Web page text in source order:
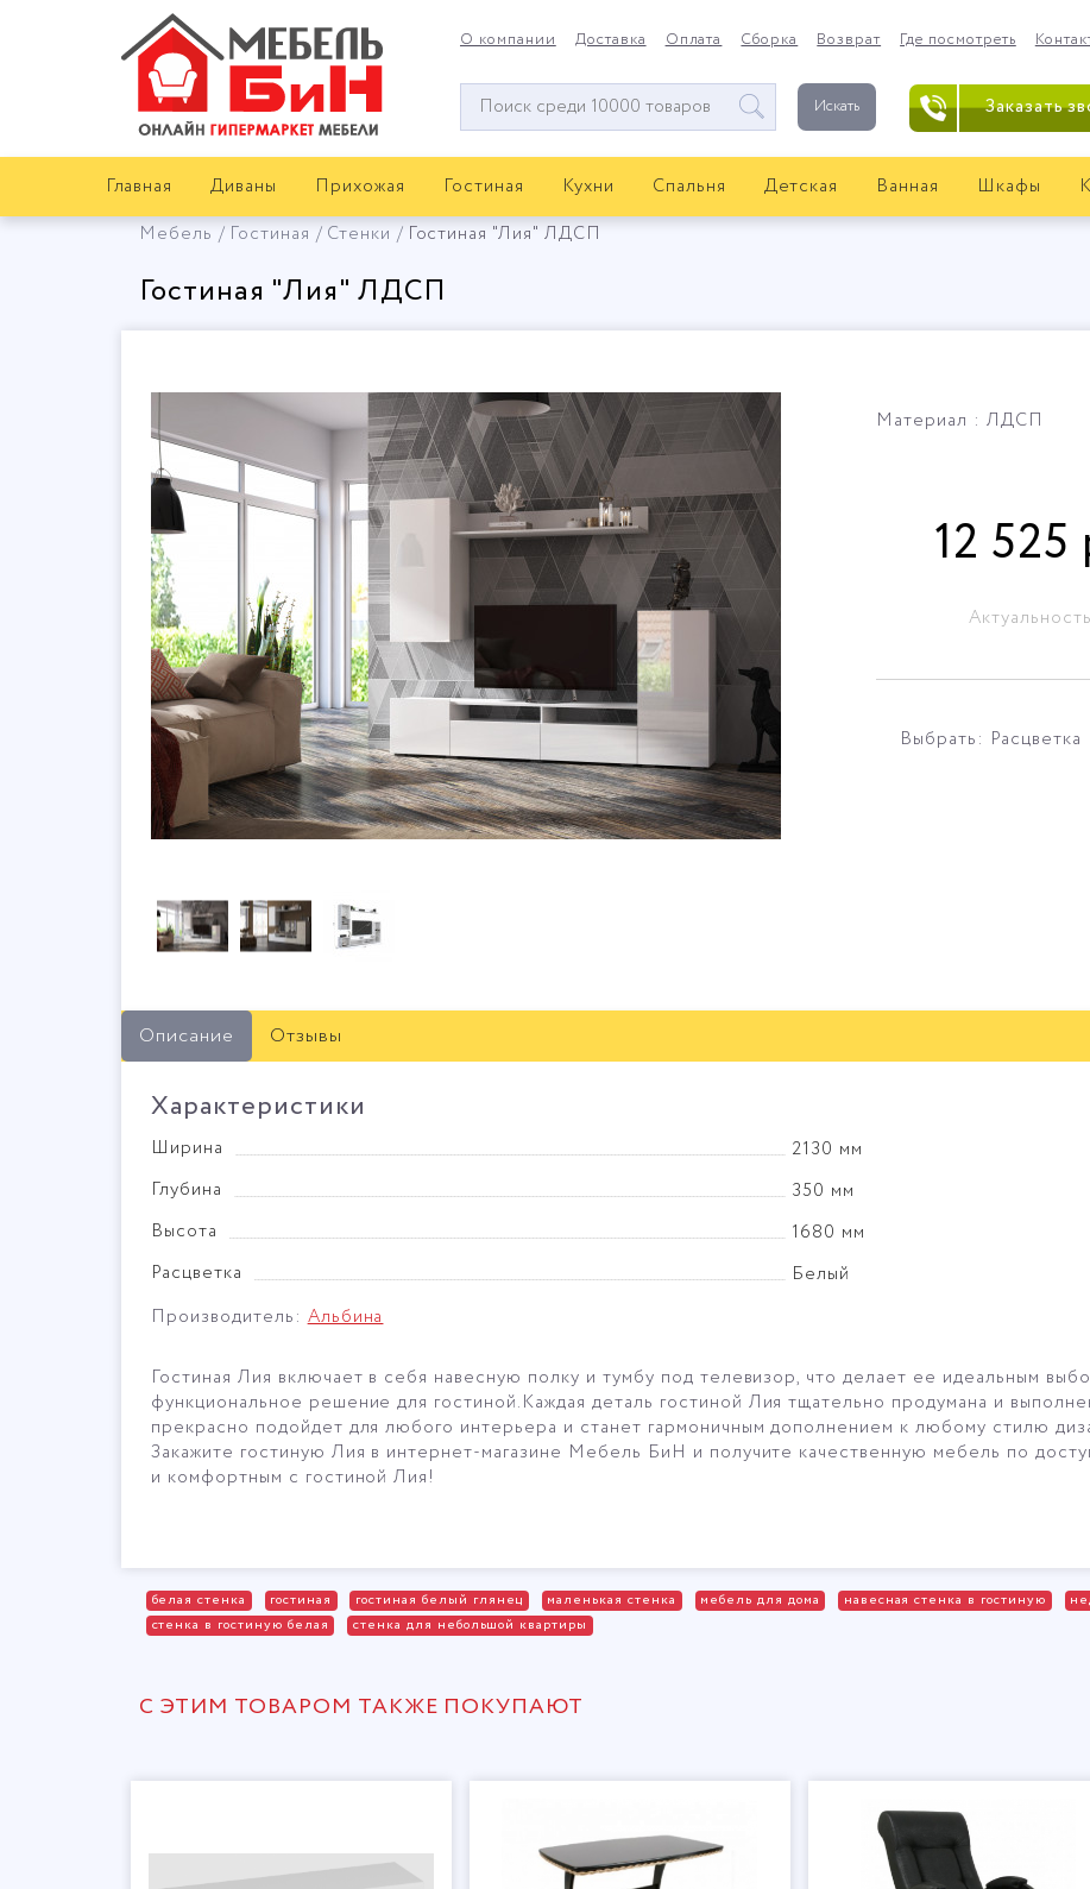
О компании Доставка Оплата Сборка Возврат Где посмотреть
Окно
поиска
Искать Заказать
Главная Диваны Прихожая Гостиная Кухни Спальня Детская Ванная Шкафы
Мебель
Гостиная Стенки Гостиная "Лия" ЛДСП
Гостиная "Лия" ЛДСП
Материал : ЛДСП
12 525
Выбрать: Расцветка
Описание Отзывы
Характеристики
Ширина
2130 мм
Глубина
350 мм
Высота
1680 мм
Расцветка
Белый
Производитель:Альбина
Гостиная Лия включает в себя навесную полку и тумбу под телевизор, что делает ее идеальным
функциональное решение для гостиной.Каждая деталь гостиной Лия тщательно продумана и
прекрасно подойдет для любого интерьера и станет гармоничным дополнением к любому стилю
Закажите гостиную Лия в интернет-магазине Мебель БиН и получите качественную мебель по
и комфортным с гостиной Лия!
белая стенка гостиная гостиная белый глянец маленькая стенка мебель для дома навесная стенка в гостиную
стенка в гостиную белая
стенка для небольшой квартиры
С ЭТИМ ТОВАРОМ ТАКЖЕ ПОКУПАЮТ